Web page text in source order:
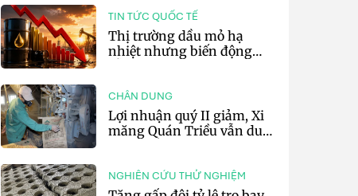
TIN TỨC QUỐC TẾ
Thị trường dầu mỏ hạ
nhiệt nhưng biến động
CHÂN DUNG
Lợi nhuận quý II giảm, Xi
măng Quán Triều vẫn duy
NGHIÊN CỨU THỬ NGHIỆM